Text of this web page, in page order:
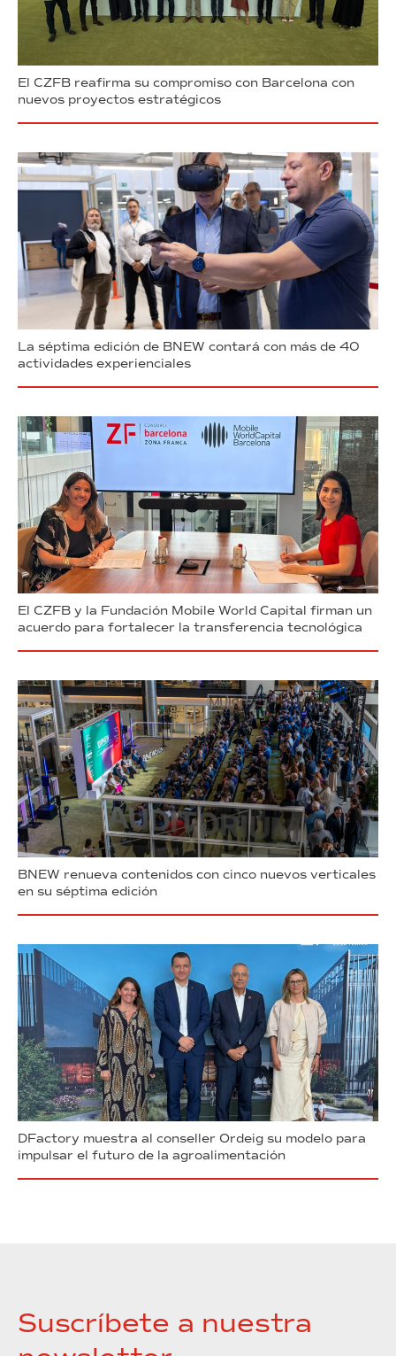
El CZFB reafirma su compromiso con Barcelona con
nuevos proyectos estratégicos
La séptima edición de BNEW contará con más de 40
actividades experienciales
El CZFB y la Fundación Mobile World Capital firman un
acuerdo para fortalecer la transferencia tecnológica
BNEW renueva contenidos con cinco nuevos verticales
en su séptima edición
DFactory muestra al conseller Ordeig su modelo para
impulsar el futuro de la agroalimentación
Suscríbete a nuestra